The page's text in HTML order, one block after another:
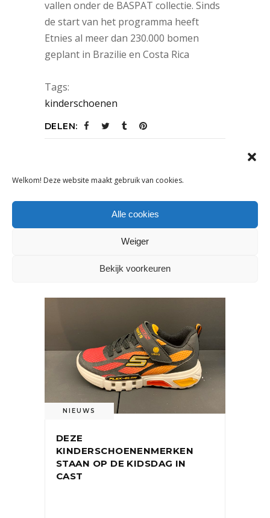
Welkom! Deze website maakt gebruik van cookies.
Alle cookies
Weiger
Bekijk voorkeuren
vallen onder de BASPAT collectie. Sinds
de start van het programma heeft
Etnies al meer dan 230.000 bomen
geplant in Brazilie en Costa Rica
Tags:
kinderschoenen
DELEN:
VORIG ARTIKEL VOLGEND ARTIKEL
NIEUWS
DEZE
KINDERSCHOENENMERKEN
STAAN OP DE KIDSDAG IN
CAST